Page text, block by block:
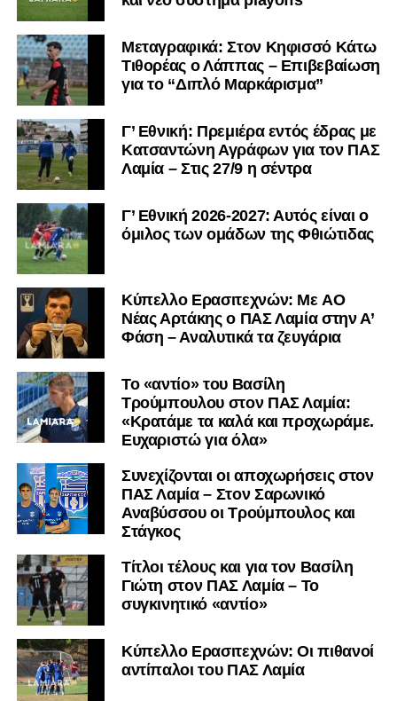
Ο 24χρονος τερματοφύλακας (γεννημένος στις
στη Γ’ Εθνική με τον ΠΑΣ Λαμία. Στο παρελθόν
αγωνίστηκε στον Λεβαδειακό, ενώ πέρασε και από ομάδες
της Serie D στην Ιταλία, όπως οι Nocerina, S. Maria
ποδοσφαιρική του διαδρομή από τον Απόλλωνα Σμύρνης.
Τον καλωσορίζουμε στην οικογένεια του Σαρωνικού και
του ευχόμαστε υγεία και επιτυχίες.»
Ακολουθήστε το lamiara.grστοGoogle Newsγια να
μαθαίνετε πρώτοι τα κυανόλευκα νέα στην Ελλάδα και τον
υπόλοιπο κόσμο. Ακολουθήστε το lamiara.gr στο
Facebook
Twitterκαι στοInstagram για να
μαθαίνετε σε χρόνο dt όλα τα νέα.
Μεταγραφικά: Στον Κηφισσό Κάτω
Τιθορέας ο Λάππας – Επιβεβαίωση
για το “Διπλό Μαρκάρισμα”
Γ’ Εθνική: Πρεμιέρα εντός έδρας με
Κατσαντώνη Αγράφων για τον ΠΑΣ
Λαμία – Στις 27/9 η σέντρα
Γ’ Εθνική 2026-2027: Αυτός είναι ο
όμιλος των ομάδων της Φθιώτιδας
Kύπελλο Ερασιτεχνών: Με AO
Nέας Αρτάκης ο ΠΑΣ Λαμία στην Α’
Φάση – Αναλυτικά τα ζευγάρια
Το «αντίο» του Βασίλη
Τρούμπουλου στον ΠΑΣ Λαμία:
«Κρατάμε τα καλά και προχωράμε.
Ευχαριστώ για όλα»
Συνεχίζονται οι αποχωρήσεις στον
ΠΑΣ Λαμία – Στον Σαρωνικό
Αναβύσσου οι Τρούμπουλος και
Στάγκος
Τίτλοι τέλους και για τον Βασίλη
Γιώτη στον ΠΑΣ Λαμία – Το
συγκινητικό «αντίο»
Κύπελλο Ερασιτεχνών: Οι πιθανοί
αντίπαλοι του ΠΑΣ Λαμία